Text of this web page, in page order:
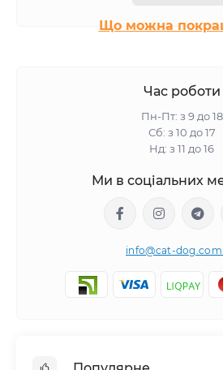
Що можна
Час роботи
Пн-Пт: з 9 до 18
Сб: з 10 до 17
Нд: з 11 до 16
Ми в соціальних
info@cat-